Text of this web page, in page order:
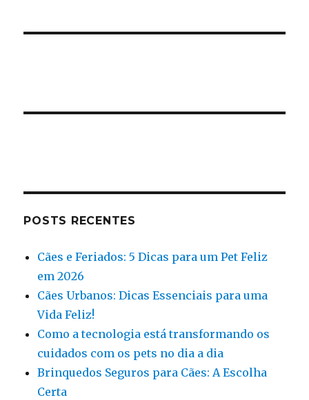
POSTS RECENTES
Cães e Feriados: 5 Dicas para um Pet Feliz
em 2026
Cães Urbanos: Dicas Essenciais para uma
Vida Feliz!
Como a tecnologia está transformando os
cuidados com os pets no dia a dia
Brinquedos Seguros para Cães: A Escolha
Certa